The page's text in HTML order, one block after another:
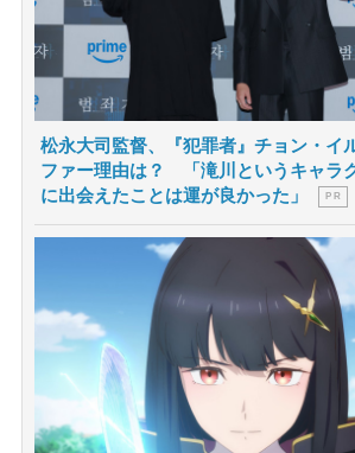
松永大司監督、『犯罪者』チョン・イ
ファー理由は？ 「滝川というキャラ
に出会えたことは運が良かった」
P R